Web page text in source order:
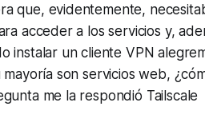
que, evidentemente,
acceder a los servicios y,
instalar un cliente VPN
son servicios web,
me la respondió Tailscale